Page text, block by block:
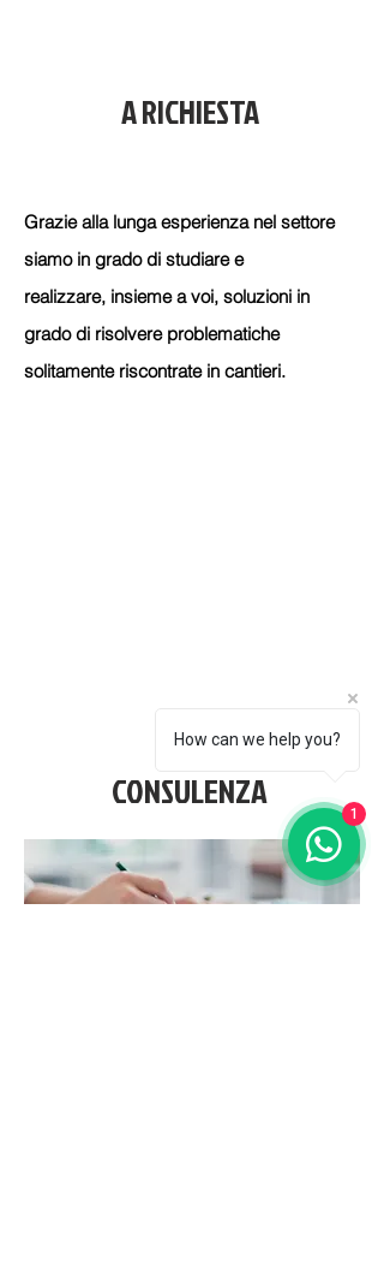
A RICHIESTA
Grazie alla lunga esperienza nel settore
siamo in grado di studiare e
realizzare, insieme a voi, soluzioni in
grado di risolvere problematiche
solitamente riscontrate in cantieri.
CONSULENZA
How can we help you?
1